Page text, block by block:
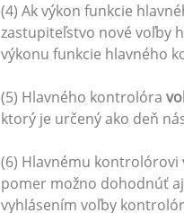
(4) Ak výkon funkcie
zastupiteľstvo nové voľby
výkonu funkcie hlavného
(5) Hlavného kontrolóra
ktorý je určený ako deň
(6) Hlavnému kontrolórovi
pomer možno dohodnúť
vyhlásením voľby